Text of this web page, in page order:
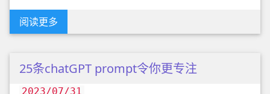
阅读更多
25条chatGPT prompt令你更专注
2023/07/31